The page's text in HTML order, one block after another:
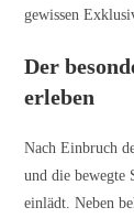
gewissen
Der
erleben
Nach Einbruch
und die bewegte
einlädt. Neben